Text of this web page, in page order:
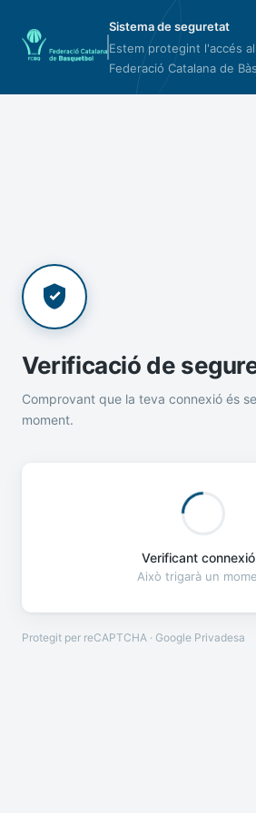
Sistema de seguretat
Estem protegint l'accés
Federació Catalana de
Verificació de
Comprovant que la teva connexió és
moment.
Verificant
Això trigarà un
Protegit per reCAPTCHA · Google Privadesa